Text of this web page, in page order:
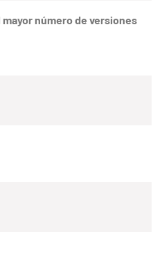
número de versiones